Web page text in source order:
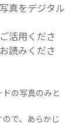
真をデジタル
活用くださ
読みくださ
の写真のみと
で、あらかじ